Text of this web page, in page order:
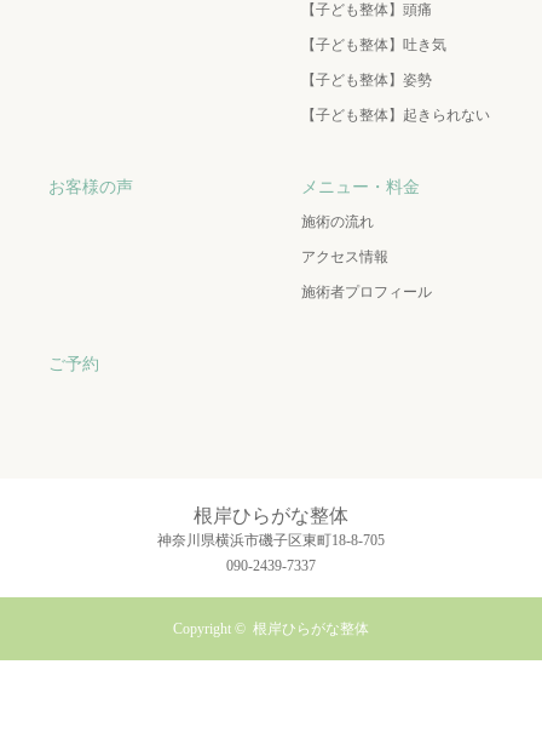
【子ども整体】頭痛
【子ども整体】吐き気
【子ども整体】姿勢
【子ども整体】起きられない
お客様の声 メニュー・料金
施術の流れ
アクセス情報
施術者プロフィール
ご予約
根岸ひらがな整体
神奈川県横浜市磯子区東町18-8-705
090-2439-7337
Copyright © 根岸ひらがな整体